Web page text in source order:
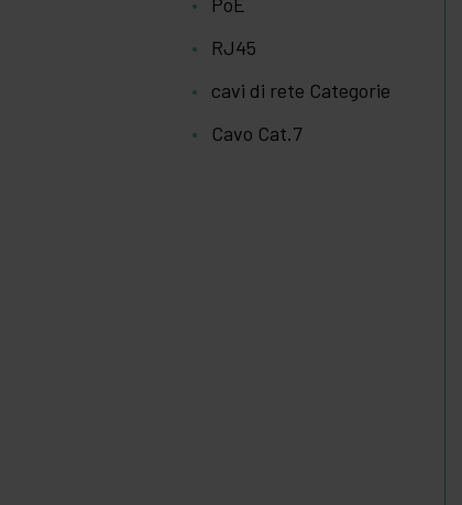
RJ45
cavi di rete Categorie
Cavo Cat.7